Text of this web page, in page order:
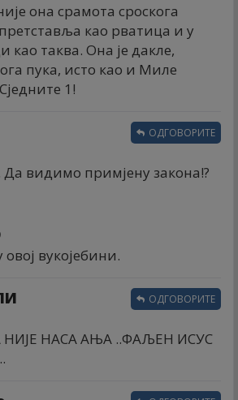
она срамота сроскога
као рватица и у
као таква. Она је дакле,
пука, исто као и Миле
1!
видимо примјену закона!?
ОДГОВОРИТЕ
вукојебини.
НИЈЕ НАСА АЊА ..ФАЉЕН ИСУС
ОДГОВОРИТЕ